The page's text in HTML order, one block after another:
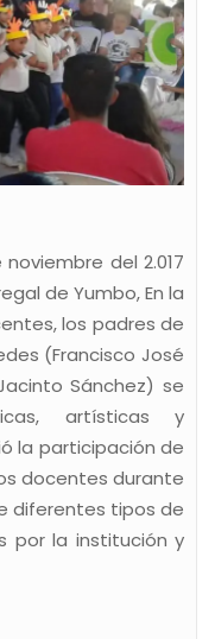
del 2.017
de Yumbo, En la
los padres de
(Francisco José
Sánchez) se
artísticas y
la participación de
docentes durante
diferentes tipos de
por la institución y